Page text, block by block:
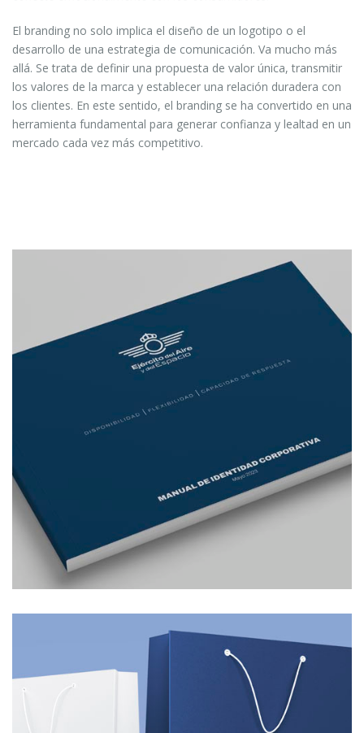
El branding no solo implica el diseño de un logotipo o el
desarrollo de una estrategia de comunicación. Va mucho más
allá. Se trata de definir una propuesta de valor única, transmitir
los valores de la marca y establecer una relación duradera con
los clientes. En este sentido, el branding se ha convertido en una
herramienta fundamental para generar confianza y lealtad en un
mercado cada vez más competitivo.